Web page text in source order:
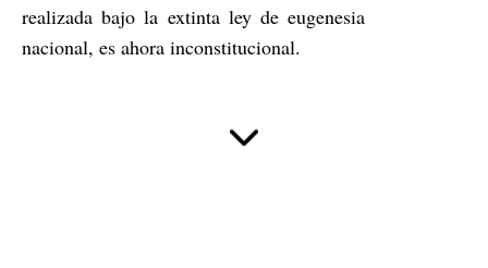
realizada bajo la extinta ley de eugenesia
nacional, es ahora inconstitucional.